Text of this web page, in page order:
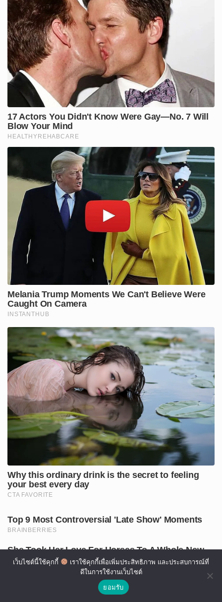
เว็บไซต์นี้ใช้คุกกี้
เราใช้คุกกี้เพื่อเพิ่มประสิทธิภาพ และประสบการณ์ที่
ดีในการใช้งานเว็บไซต์
ยอมรับ